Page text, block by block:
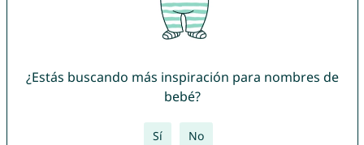
¿Estás buscando más inspiración para nombres de
bebé?
Sí No